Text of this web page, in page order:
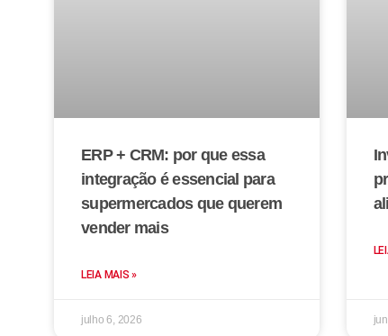
ERP + CRM: por que essa
integração é essencial para
supermercados que querem
vender mais
LEIA MAIS »
julho 6, 2026